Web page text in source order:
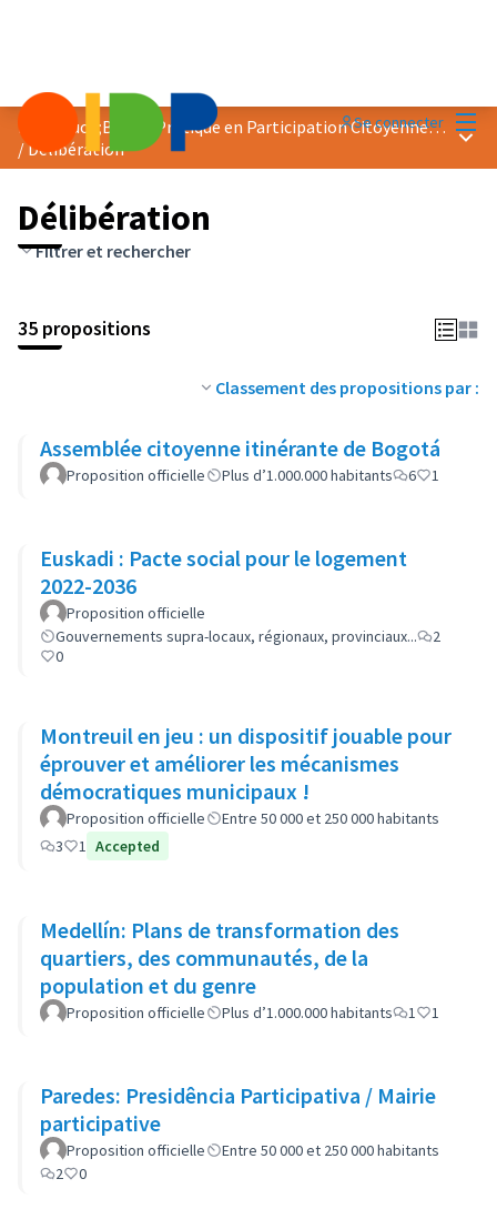
Se connecter
Prix &quot;Bonne Pratique en Participation Citoyenne&quot; 2023
/Délibération
Délibération
Filtrer et rechercher
35 propositions
Classement des propositions par :
Assemblée citoyenne itinérante de Bogotá
Proposition officielle Plus d’1.000.000 habitants 6 1
Euskadi : Pacte social pour le logement
2022-2036
Proposition officielle
Gouvernements supra-locaux, régionaux, provinciaux...
2
0
Montreuil en jeu : un dispositif jouable pour
éprouver et améliorer les mécanismes
démocratiques municipaux !
Proposition officielle
Entre 50 000 et 250 000 habitants
3
1 Accepted
Medellín: Plans de transformation des
quartiers, des communautés, de la
population et du genre
Proposition officielle Plus d’1.000.000 habitants 1 1
Paredes: Presidência Participativa / Mairie
participative
Proposition officielle
Entre 50 000 et 250 000 habitants
2
0